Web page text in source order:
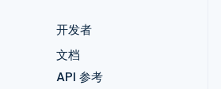
开发者
文档
API 参考